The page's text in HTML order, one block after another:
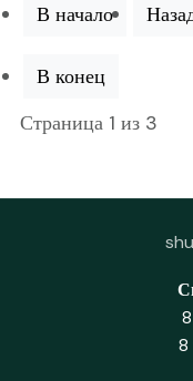
В начало
В конец
Страница 1 из 3
8